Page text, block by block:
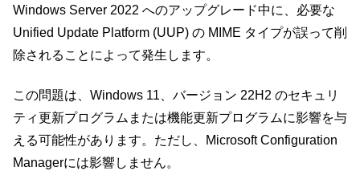
Windows Server 2022 へのアップグレード中に、必要な
Unified Update Platform (UUP) の MIME タイプが誤って削
除されることによって発生します。
この問題は、Windows 11、バージョン 22H2 のセキュリ
ティ更新プログラムまたは機能更新プログラムに影響を与
える可能性があります。ただし、Microsoft Configuration
Managerには影響しません。